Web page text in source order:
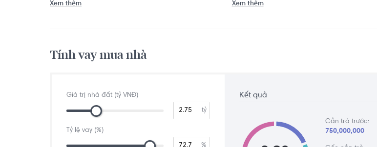
Xem thêm Xem thêm
Tính vay mua nhà
Giá trị nhà đất (tỷ VNĐ)
tỷ
Tỷ lệ vay (%)
%
Kết quả
Cần trả trước:
750,000,000